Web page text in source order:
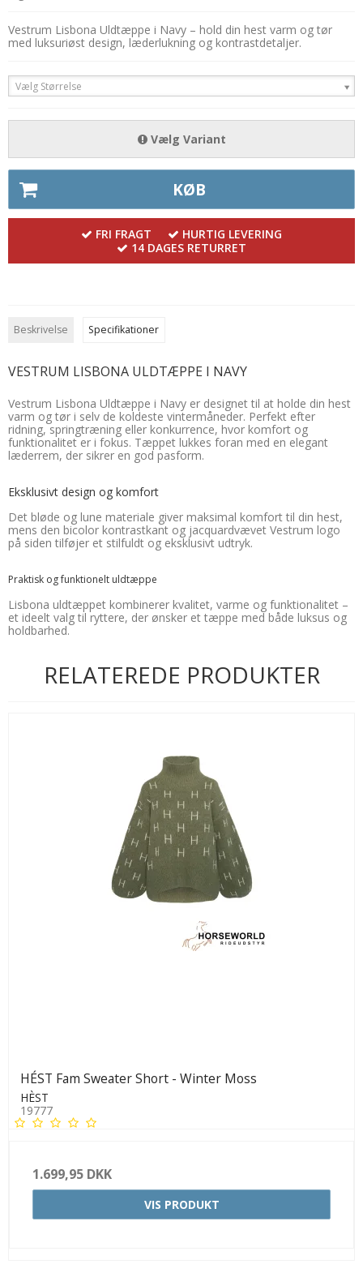
Vestrum Lisbona Uldtæppe i Navy – hold din hest varm og tør
med luksuriøst design, læderlukning og kontrastdetaljer.
Vælg Størrelse
Vælg Variant
KØB
FRI FRAGT
HURTIG LEVERING
14 DAGES RETURRET
Beskrivelse Specifikationer
VESTRUM LISBONA ULDTÆPPE I NAVY
Vestrum Lisbona Uldtæppe i Navy er designet til at holde din hest
varm og tør i selv de koldeste vintermåneder. Perfekt efter
ridning, springtræning eller konkurrence, hvor komfort og
funktionalitet er i fokus. Tæppet lukkes foran med en elegant
læderrem, der sikrer en god pasform.
Eksklusivt design og komfort
Det bløde og lune materiale giver maksimal komfort til din hest,
mens den bicolor kontrastkant og jacquardvævet Vestrum logo
på siden tilføjer et stilfuldt og eksklusivt udtryk.
Praktisk og funktionelt uldtæppe
Lisbona uldtæppet kombinerer kvalitet, varme og funktionalitet –
et ideelt valg til ryttere, der ønsker et tæppe med både luksus og
holdbarhed.
RELATEREDE PRODUKTER
HÉST Fam Sweater Short - Winter Moss
HÈST
19777
1.699,95 DKK
VIS PRODUKT